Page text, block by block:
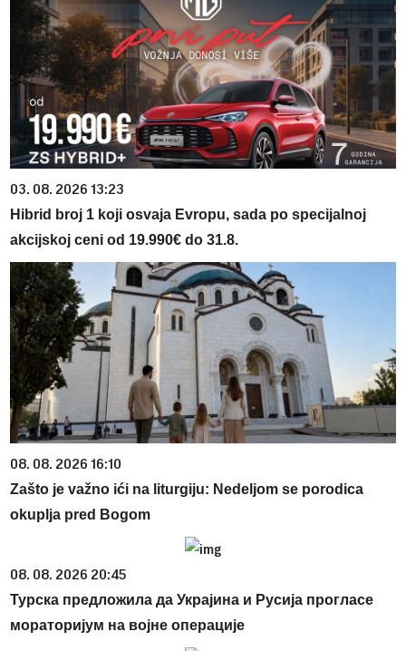
03. 08. 2026 13:23
Hibrid broj 1 koji osvaja Evropu, sada po specijalnoj
akcijskoj ceni od 19.990€ do 31.8.
08. 08. 2026 16:10
Zašto je važno ići na liturgiju: Nedeljom se porodica
okuplja pred Bogom
08. 08. 2026 20:45
Турска предложила да Украјина и Русија прогласе
мораторијум на војне операције